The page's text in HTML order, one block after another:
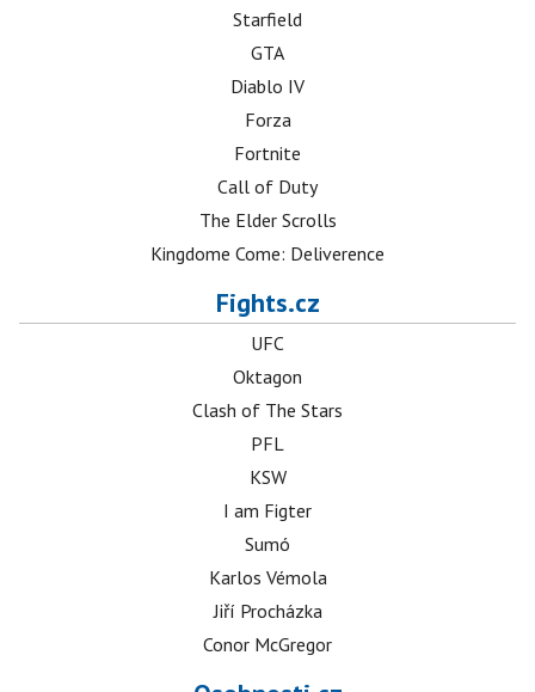
Starfield
GTA
Diablo IV
Forza
Fortnite
Call of Duty
The Elder Scrolls
Kingdome Come: Deliverence
Fights.cz
UFC
Oktagon
Clash of The Stars
PFL
KSW
I am Figter
Sumó
Karlos Vémola
Jiří Procházka
Conor McGregor